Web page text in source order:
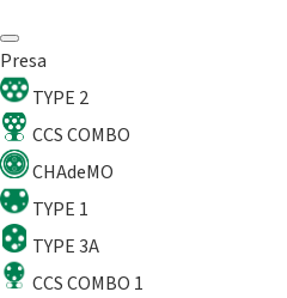
Presa
TYPE 2
CCS COMBO
CHAdeMO
TYPE 1
TYPE 3A
CCS COMBO 1